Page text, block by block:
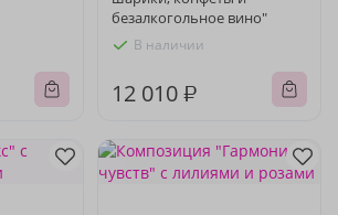
безалкогольное вино"
В наличии
12 010 ₽